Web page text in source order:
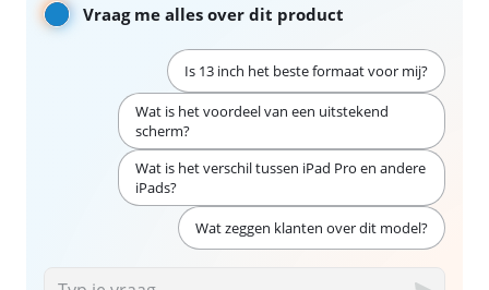
Vraag me alles over dit product
Is 13 inch het beste formaat voor mij?
Wat is het voordeel van een uitstekend
scherm?
Wat is het verschil tussen iPad Pro en andere
iPads?
Wat zeggen klanten over dit model?